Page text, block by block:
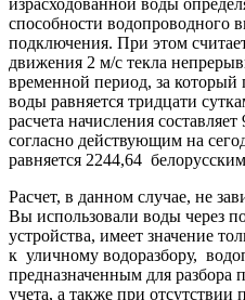
способности водопроводного
подключения. При этом
движения 2 м/с текла
временной период, за который
воды равняется тридцати
расчета начисления
согласно действующим на
равняется 2244,64
Расчет, в данном случае, не
Вы использовали воды через
устройства, имеет значение
к уличному водоразбору,
предназначенным для разбора
учета, а также при отсутствии